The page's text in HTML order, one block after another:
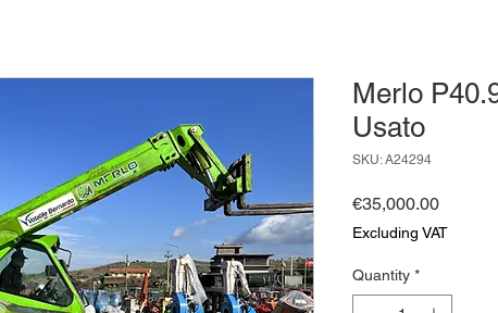
Merlo
Usato
SKU: A24294
€35,000.00Price
Excluding VAT
Quantity *